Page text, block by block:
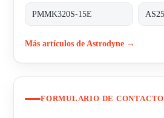
PMMK320S-15E
Más artículos de Astrodyne →
FORMULARIO DE CONTACTO